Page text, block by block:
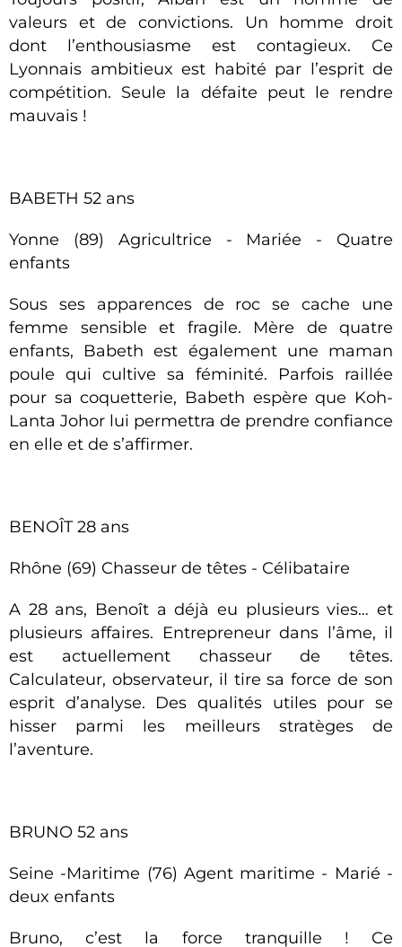
valeurs et de convictions. Un homme droit
dont l’enthousiasme est contagieux. Ce
Lyonnais ambitieux est habité par l’esprit de
compétition. Seule la défaite peut le rendre
mauvais !
BABETH 52 ans
Yonne (89) Agricultrice - Mariée - Quatre
enfants
Sous ses apparences de roc se cache une
femme sensible et fragile. Mère de quatre
enfants, Babeth est également une maman
poule qui cultive sa féminité. Parfois raillée
pour sa coquetterie, Babeth espère que Koh-
Lanta Johor lui permettra de prendre confiance
en elle et de s’affirmer.
BENOÎT 28 ans
Rhône (69) Chasseur de têtes - Célibataire
A 28 ans, Benoît a déjà eu plusieurs vies… et
plusieurs affaires. Entrepreneur dans l’âme, il
est actuellement chasseur de têtes.
Calculateur, observateur, il tire sa force de son
esprit d’analyse. Des qualités utiles pour se
hisser parmi les meilleurs stratèges de
l’aventure.
BRUNO 52 ans
Seine -Maritime (76) Agent maritime - Marié -
deux enfants
Bruno, c’est la force tranquille ! Ce